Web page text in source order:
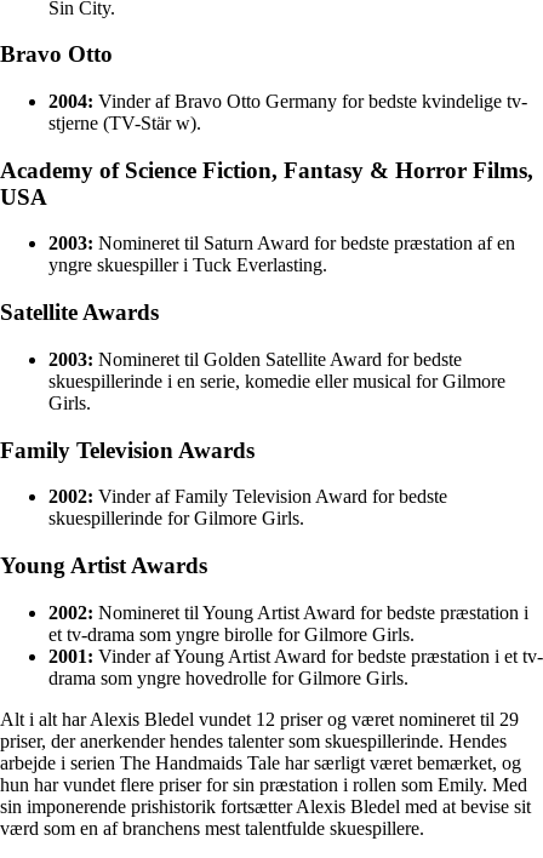
Sin City.
Bravo Otto
2004: Vinder af Bravo Otto Germany for bedste kvindelige tv-
stjerne (TV-Stär w).
Academy of Science Fiction, Fantasy & Horror Films,
USA
2003: Nomineret til Saturn Award for bedste præstation af en
yngre skuespiller i Tuck Everlasting.
Satellite Awards
2003: Nomineret til Golden Satellite Award for bedste
skuespillerinde i en serie, komedie eller musical for Gilmore
Girls.
Family Television Awards
2002: Vinder af Family Television Award for bedste
skuespillerinde for Gilmore Girls.
Young Artist Awards
2002: Nomineret til Young Artist Award for bedste præstation i
et tv-drama som yngre birolle for Gilmore Girls.
2001: Vinder af Young Artist Award for bedste præstation i et tv-
drama som yngre hovedrolle for Gilmore Girls.
Alt i alt har Alexis Bledel vundet 12 priser og været nomineret til 29
priser, der anerkender hendes talenter som skuespillerinde. Hendes
arbejde i serien The Handmaids Tale har særligt været bemærket, og
hun har vundet flere priser for sin præstation i rollen som Emily. Med
sin imponerende prishistorik fortsætter Alexis Bledel med at bevise sit
værd som en af ​​branchens mest talentfulde skuespillere.